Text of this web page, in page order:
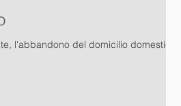
l'abbandono del domicilio domestico